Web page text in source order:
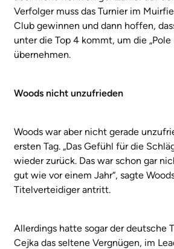
Verfolger muss das Turnier im
Club gewinnen und dann hoffen,
unter die Top 4 kommt, um die „Pole
übernehmen.
Woods nicht unzufrieden
Woods war aber nicht gerade
ersten Tag. „Das Gefühl für die
wieder zurück. Das war schon gar
gut wie vor einem Jahr“, sagte
Titelverteidiger antritt.
Allerdings hatte sogar der deutsche
Cejka das seltene Vergnügen, im